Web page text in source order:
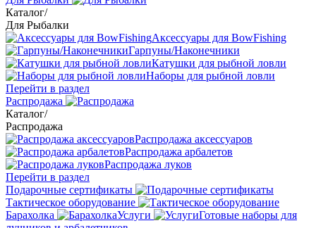
Каталог/
Для Рыбалки
Аксессуары для BowFishing
Гарпуны/Наконечники
Катушки для рыбной ловли
Наборы для рыбной ловли
Перейти в раздел
Распродажа
Каталог/
Распродажа
Распродажа аксессуаров
Распродажа арбалетов
Распродажа луков
Перейти в раздел
Подарочные сертификаты
Тактическое оборудование
Барахолка
Услуги
Готовые наборы для